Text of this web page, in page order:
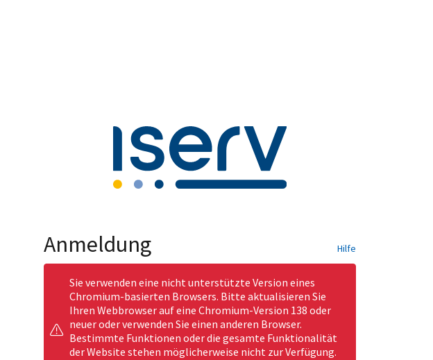
Anmeldung Hilfe
Sie verwenden eine nicht unterstützte Version eines
Chromium-basierten Browsers. Bitte aktualisieren Sie
Ihren Webbrowser auf eine Chromium-Version 138 oder
neuer oder verwenden Sie einen anderen Browser.
Bestimmte Funktionen oder die gesamte Funktionalität
der Website stehen möglicherweise nicht zur Verfügung.